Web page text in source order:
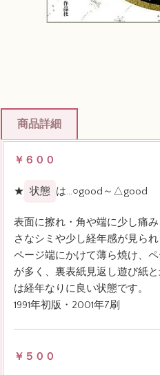
商品詳細
￥６００
★ 状態 は…○good～△good
表面に擦れ・角や端に少し痛
さなシミや少し経年感が見られ
ページ端にかけて薄ら焼け、
が多く、裏表紙見返し遊び紙
は経年なりに良い状態です。
1991年初版・2001年7刷
￥５００